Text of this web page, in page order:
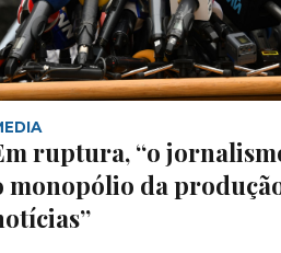
ruptura, “o
monopólio da